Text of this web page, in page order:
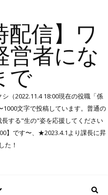
配信】ワ
営者にな
で
（2022.11.4 18:00現在の役職「係
文字で投稿しています。普通の
する"生の"姿を応援してください
】です〜、★2023.4.1より課長に昇
た！